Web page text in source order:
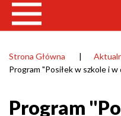
Ścieżka
Strona Główna
Program "Posiłek w szkole i w
Program